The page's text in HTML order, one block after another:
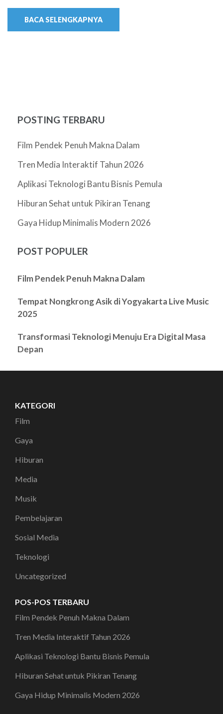
BACA SELENGKAPNYA
POSTING TERBARU
Film Pendek Penuh Makna Dalam
Tren Media Interaktif Tahun 2026
Aplikasi Teknologi Bantu Bisnis Pemula
Hiburan Sehat untuk Pikiran Tenang
Gaya Hidup Minimalis Modern 2026
POST POPULER
Film Pendek Penuh Makna Dalam
Tempat Nongkrong Asik di Yogyakarta Live Music
2025
Transformasi Teknologi Menuju Era Digital Masa
Depan
KATEGORI
Film
Gaya
Hiburan
Media
Musik
Pembelajaran
Sosial Media
Teknologi
Uncategorized
POS-POS TERBARU
Film Pendek Penuh Makna Dalam
Tren Media Interaktif Tahun 2026
Aplikasi Teknologi Bantu Bisnis Pemula
Hiburan Sehat untuk Pikiran Tenang
Gaya Hidup Minimalis Modern 2026